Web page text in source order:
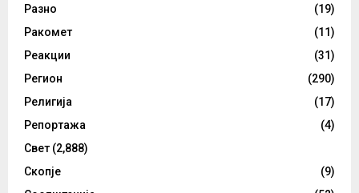
Разно
(19)
Ракомет
(11)
Реакции
(31)
Регион
(290)
Религија
(17)
Репортажа
(4)
Свет (2,888)
Скопје
(9)